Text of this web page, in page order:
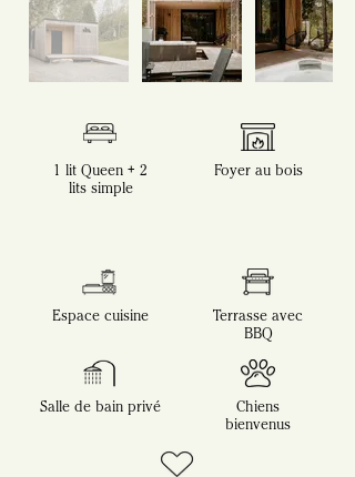
1 lit Queen + 2
lits simple
Foyer au bois
Espace cuisine
Salle de bain privé
Terrasse avec
BBQ
Chiens
bienvenus